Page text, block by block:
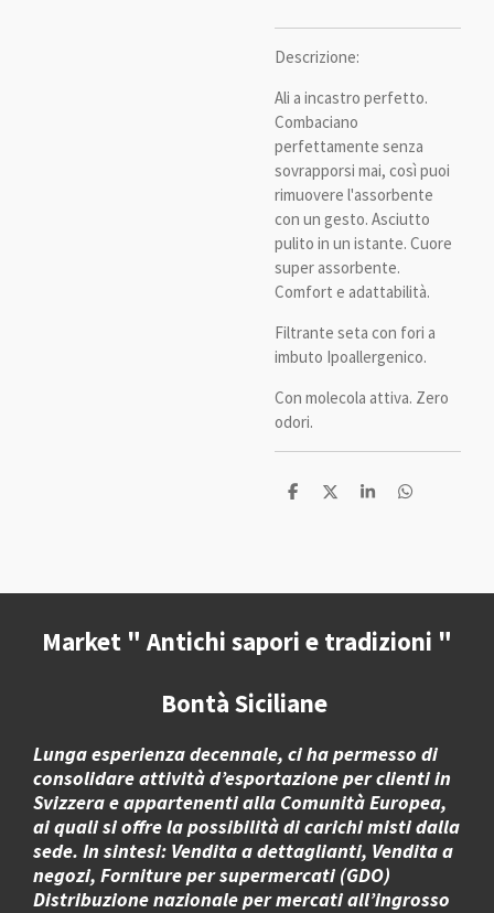
Descrizione:
Ali a incastro perfetto.
Combaciano
perfettamente senza
sovrapporsi mai, così puoi
rimuovere l'assorbente
con un gesto. Asciutto
pulito in un istante. Cuore
super assorbente.
Comfort e adattabilità.
Filtrante seta con fori a
imbuto Ipoallergenico.
Con molecola attiva. Zero
odori.
C
i
i
C
i
i
C
i
i
C
i
Market " Antichi sapori e tradizioni "
Bontà Siciliane
Lunga esperienza decennale, ci ha permesso di
consolidare attività d’esportazione per clienti in
Svizzera e appartenenti alla Comunità Europea,
ai quali si offre la possibilità di carichi misti dalla
sede. In sintesi: Vendita a dettaglianti, Vendita a
negozi, Forniture per supermercati (GDO)
Distribuzione nazionale per mercati all’ingrosso